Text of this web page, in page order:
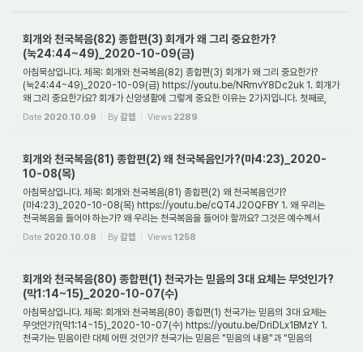
회개와 천국복음(82) 종합편(3) 회개가 왜 그리 중요한가?
(눅24:44~49)_2020-10-09(금)
아침묵상입니다. 제목: 회개와 천국복음(82) 종합편(3) 회개가 왜 그리 중요한가?
(눅24:44~49)_2020-10-09(금) https://youtu.be/NRmvY8Dc2uk 1. 회개가
왜 그리 중요한가요? 회개가 신앙생활에 그렇게 중요한 이유는 2가지입니다. 첫째로,
보다 적극적인 이유...
Date 2020.10.09 By갈렙 Views 2289
회개와 천국복음(81) 종합편(2) 왜 천국복음인가?(마4:23)_2020-
10-08(목)
아침묵상입니다. 제목: 회개와 천국복음(81) 종합편(2) 왜 천국복음인가?
(마4:23)_2020-10-08(목) https://youtu.be/cQT4J2OQFBY 1. 왜 우리는
천국복음을 들어야 하는가? 왜 우리는 천국복음을 들어야 할까요? 그것은 예수께서
전파하셨던 복음이 "천국복음"...
Date 2020.10.08 By갈렙 Views 1258
회개와 천국복음(80) 종합편(1) 천국가는 믿음의 3대 요체는 무엇인가?
(막1:14~15)_2020-10-07(수)
아침묵상입니다. 제목: 회개와 천국복음(80) 종합편(1) 천국가는 믿음의 3대 요체는
무엇인가?(막1:14~15)_2020-10-07(수) https://youtu.be/DriDLx1BMzY 1.
천국가는 믿음이란 대체 어떤 것인가? 천국가는 믿음은 "믿음의 내용"과 "믿음의